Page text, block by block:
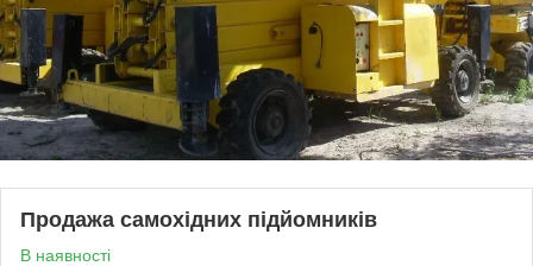
Продажа самохідних підйомників
В наявності